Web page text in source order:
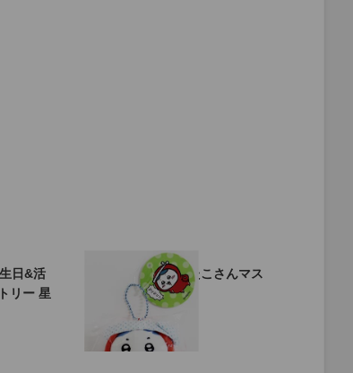
日&活
リー 星
グッズ「ちいかわ たこさんマス
コット ハチワレ」